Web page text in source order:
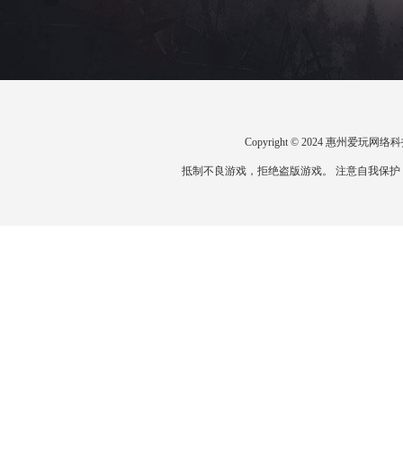
Copyright © 2024 惠州爱玩网络
抵制不良游戏，拒绝盗版游戏。 注意自我保